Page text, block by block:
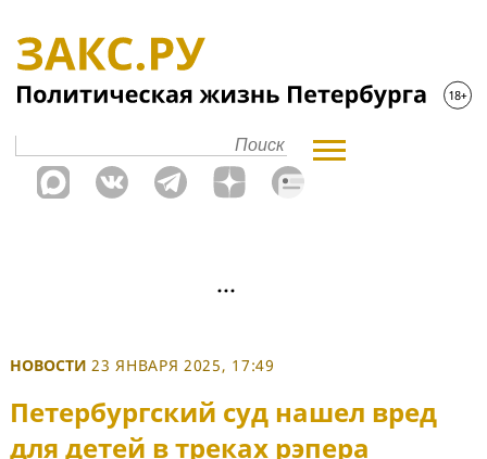
НОВОСТИ 23 ЯНВАРЯ 2025, 17:49
Петербургский суд нашел вред
для детей в треках рэпера